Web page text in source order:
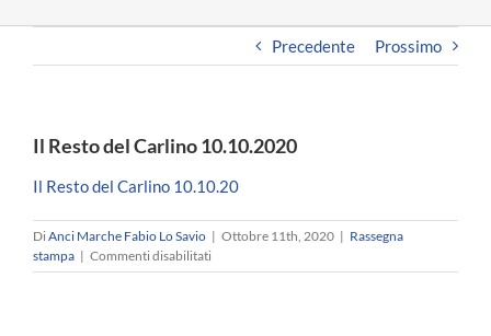
Precedente Prossimo
Il Resto del Carlino 10.10.2020
Il Resto del Carlino 10.10.20
DiAnci Marche Fabio Lo Savio | Ottobre 11th, 2020 | Rassegna
stampa | Commenti disabilitatisu
Il